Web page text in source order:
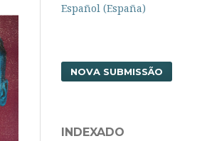
Español (España)
NOVA SUBMISSÃO
INDEXADO